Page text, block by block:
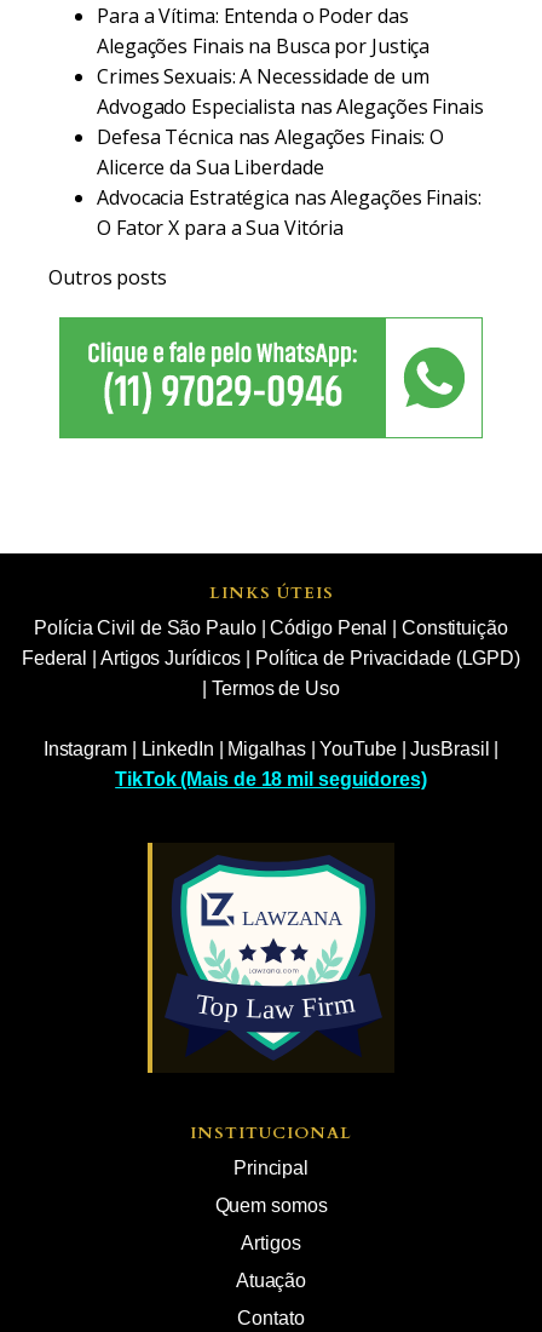
Para a Vítima: Entenda o Poder das
Alegações Finais na Busca por Justiça
Crimes Sexuais: A Necessidade de um
Advogado Especialista nas Alegações Finais
Defesa Técnica nas Alegações Finais: O
Alicerce da Sua Liberdade
Advocacia Estratégica nas Alegações Finais:
O Fator X para a Sua Vitória
Outros posts
LINKS ÚTEIS
Polícia Civil de São Paulo|Código Penal
Constituição
Federal
Artigos Jurídicos
Política de Privacidade (LGPD)
|Termos de Uso
Instagram| LinkedIn Migalhas|YouTube|JusBrasil
TikTok (Mais de 18 mil seguidores)
INSTITUCIONAL
Principal
Quem somos
Artigos
Atuação
Contato